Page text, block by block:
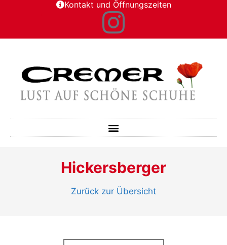
Kontakt und Öffnungszeiten
Hickersberger
Zurück zur Übersicht